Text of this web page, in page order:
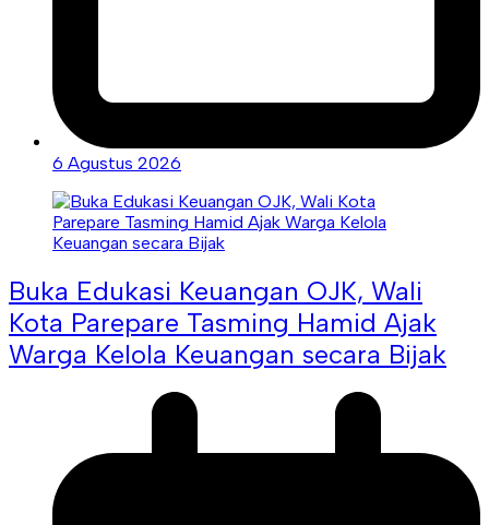
6 Agustus 2026
Buka Edukasi Keuangan OJK, Wali
Kota Parepare Tasming Hamid Ajak
Warga Kelola Keuangan secara Bijak